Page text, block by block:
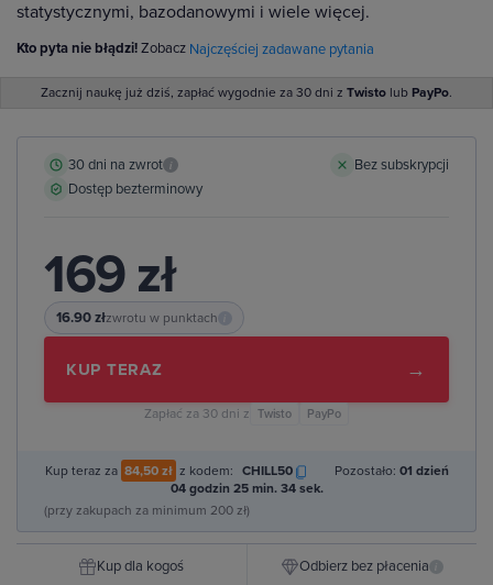
statystycznymi, bazodanowymi i wiele więcej.
Kto pyta nie błądzi!Zobacz Najczęściej zadawane pytania
Zacznij naukę już dziś, zapłać wygodnie za 30 dni z Twisto lub PayPo.
30 dni na zwrot i
Bez subskrypcji
Dostęp bezterminowy
169 zł
16.90 złzwrotu w punktach
KUP TERAZ →
Zapłać za 30 dni z Twisto PayPo
Kup teraz za 84,50 zł z kodem: CHILL50 Pozostało: 01 dzień
04 godzin 25 min. 33 sek.
(przy zakupach za minimum 200 zł)
Kup dla kogoś Odbierz bez płacenia i